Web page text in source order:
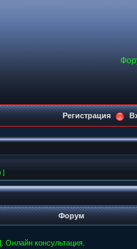
Регистрация
]
Форум
консультация.